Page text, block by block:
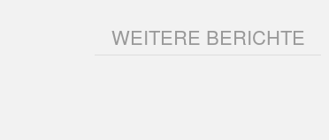
WEITERE BERICHTE